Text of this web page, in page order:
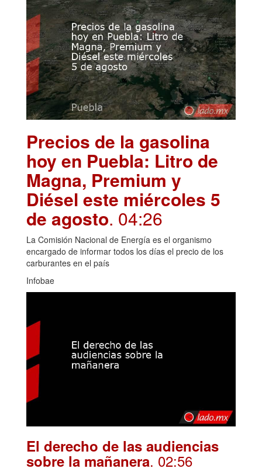
Precios de la gasolina
hoy en Puebla: Litro de
Magna, Premium y
Diésel este miércoles 5
de agosto. 04:26
La Comisión Nacional de Energía es el organismo
encargado de informar todos los días el precio de los
carburantes en el país
Infobae
El derecho de las audiencias
sobre la mañanera. 02:56